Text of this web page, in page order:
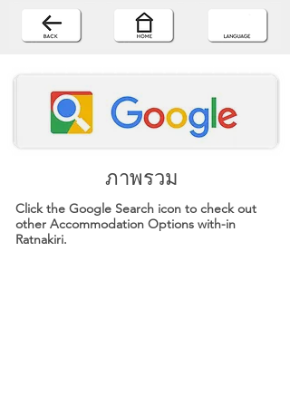
ภาพรวม
Click the Google Search icon to check out
other Accommodation Options with-in
Ratnakiri.